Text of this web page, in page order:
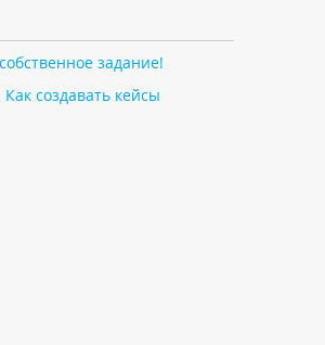
задание!
создавать кейсы